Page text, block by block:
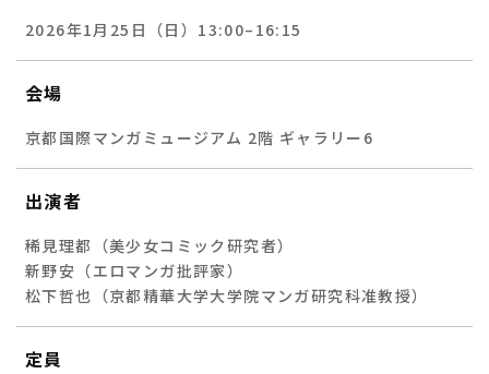
2026年1月25日（日）13:00–16:15
会場
京都国際マンガミュージアム 2階 ギャラリー6
出演者
稀見理都（美少女コミック研究者）
新野安（エロマンガ批評家）
松下哲也（京都精華大学大学院マンガ研究科准教授）
定員